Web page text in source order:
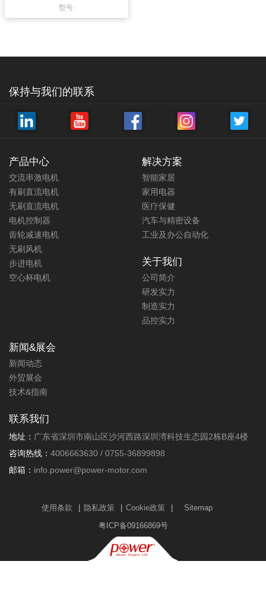
24V低压有刷直流齿轮箱电机 单腿
负载超60KG 可选配相应的控制器
及按钮面板构成统一的升降桌驱动
扭力:11 N.m
此电动升降桌椅电机PGM-W060系
列为24V低压直流涡轮齿轮想电
机，采用直流电机+涡轮齿轮箱的设
计，扭矩大，噪音低，紧凑小体
积，单腿负载超60KG，可选配相应
的控制器及按钮面板构成统一的升
降桌驱动系统
更多详情+
PGM.W050系列 自锁力
>80KG（24小时静止不下滑）负载
电流<6.5A 可搭配相应控制器及按
扭力:18 N.m
该电动升降桌电机PGM.W050系
列，齿轮箱采用蜗轮蜗杆设计，自
锁力>80kg（24小时静止不下
滑），负载电流<6.5A，噪音低(空
载噪音≤45dB(A))，寿命长(＞
20000cycles)，输出扭矩大(＞
认证。
型号:
电动升降桌直流有刷电机控制器，
AC100-240V输入，正交编码器确
认转子位置进行位置控制。功率
<300W。可驱动两个推杆，适配
60Kg、80Kg、100Kg升降桌有刷
应用领域：升降桌、休闲床
更多详情+
保持与我们的联系
产品中心
交流串激电机
有刷直流电机
无刷直流电机
电机控制器
齿轮减速电机
无刷风机
步进电机
空心杯电机
解决方案
智能家居
家用电器
医疗保健
汽车与精密设备
工业及办公自动化
关于我们
公司简介
研发实力
制造实力
品控实力
新闻&展会
新闻动态
外贸展会
技术&指南
联系我们
地址： 广东省深圳市南山区沙河西路深圳湾科技生态园2栋B座4楼
咨询热线： 4006663630 / 0755-36899898
邮箱： info.power@power-motor.com
使用条款 | 隐私政策 | Cookie政策 |
Sitemap
粤ICP备09166869号